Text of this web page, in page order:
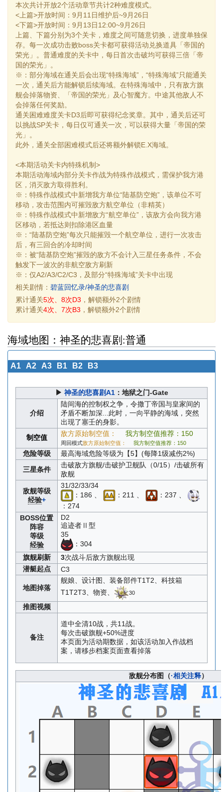
本次共计开放2个活动章节共计2种难度模式。
<上篇>开放时间：9月11日维护后~9月26日
<下篇>开放时间：9月13日12:00~9月26日
上篇、下篇分别为3个关卡，难度之间可随意切换，进度单独保
存。每一次成功击败boss关卡都可获得活动兑换道具「帝国的
荣光」。普通难度的关卡中，每日首次击破均可获得三倍「帝
国的荣光」。
※：部分海域在通关后会出现“特殊海域”，“特殊海域”只能通关
一次，通关后方能解锁后续海域。在特殊海域中，只有敌方旗
舰会掉落物资、「帝国的荣光」及心智魔方。中途其他敌人不
会掉落任何奖励。
通关困难难度关卡D3后即可获得纪念奖章。其中，通关后还可
以挑战SP关卡，每日仅可通关一次，可以获得大量「帝国的荣
光」。
此外，通关全部困难模式后还将额外解锁E.X海域。
<本期活动关卡内特殊机制>
本期活动海域内部分关卡作战为特殊作战模式，需保护我方港
区，消灭敌方取得胜利。
※：特殊作战模式中新增我方单位“陆基防空炮”，该单位不可
移动，攻击范围内可摧毁敌方航空单位（非精英）
※：特殊作战模式中新增敌方“航空单位”，该敌方会向我方港
区移动，若抵达则扣除港区血量
※：“陆基防空炮”每次只能摧毁一个航空单位，进行一次攻击
后，有三回合的冷却时间
※：被“陆基防空炮”摧毁的敌方不会计入三星任务条件，不会
触发下一波次的非航空敌方刷新
※：仅A2/A3/C2/C3，及部分“特殊海域”关卡中出现
相关剧情： 碧蓝回忆录/神圣的悲喜剧
累计通关5次、8次D3 ，解锁额外2个剧情
累计通关4次、7次B3 ，解锁额外2个剧情
海域地图：神圣的悲喜剧:普通
A1 A2 A3 B1 B2 B3
▶ 神圣的悲喜剧A1：地狱之门-Gate
介绍
陆间海的控制权之争，令撒丁帝国与皇家间的
矛盾不断加深...此时，一向平静的海域，突然
出现了塞壬的身影。
制空值
敌方原始制空值： 我方制空值推荐：150
周回模式敌方原始制空值： 我方制空值推荐：150
危险等级
最高海域危险等级为【5】(每降1级减伤2%)
三星条件
击破敌方旗舰/击破护卫舰队（0/15）/击破所有
敌舰
敌舰等级
经验+
31/32/33/34
：186 、
：211 、
：237 、
：274
BOSS位置
阵容
等级
经验
D2
追迹者Ⅱ型
35
：304
旗舰刷新
3次战斗后敌方旗舰出现
潜艇起点
C3
地图掉落
舰娘、设计图、装备部件T1T2、科技箱
T1T2T3、物资、
30
推图视频
备注
道中全清10战，共11战。
每次击破旗舰+50%进度
本页面为活动期数据，如该活动加入作战档
案，请移步档案页面查看掉落
敌舰分布图（·相关注释）